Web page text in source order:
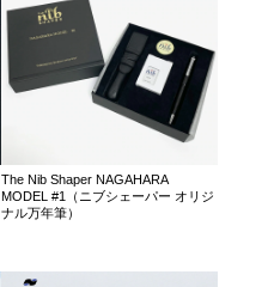
The Nib Shaper NAGAHARA
MODEL #1（ニブシェーパー オリジ
ナル万年筆）